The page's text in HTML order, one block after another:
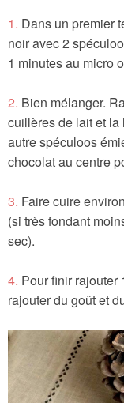
1. Dans un premier
noir avec 2
1 minutes au micro
2. Bien mélanger.
cuillères de lait et la
autre spéculoos
chocolat au centre
3. Faire cuire
(si très fondant
sec).
4. Pour finir rajouter
rajouter du goût et